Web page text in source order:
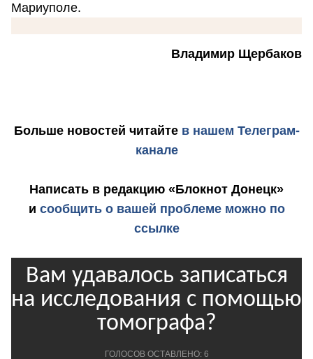
Мариуполе.
Владимир Щербаков
Больше новостей читайте в нашем Телеграм-
канале
Написать в редакцию «Блокнот Донецк»
и сообщить о вашей проблеме можно по
ссылке